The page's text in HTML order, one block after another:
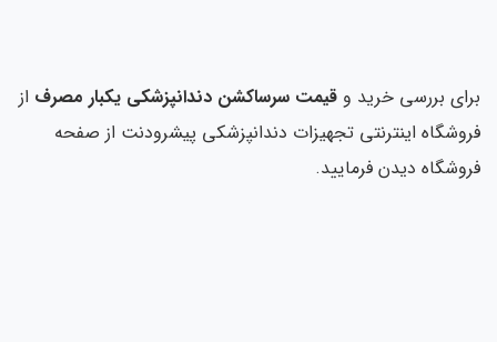
برای بررسی خرید و قیمت سرساکشن دندانپزشکی یکبار مصرف از
فروشگاه اینترنتی تجهیزات دندانپزشکی پیشرودنت از صفحه
فروشگاه دیدن فرمایید.